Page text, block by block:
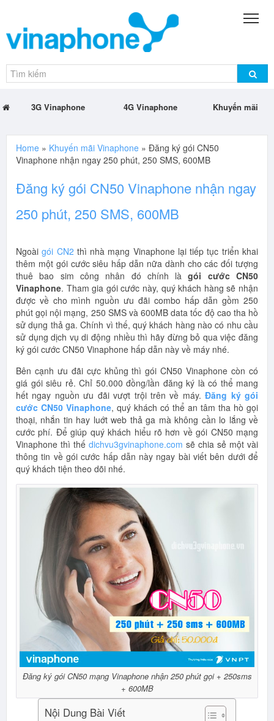
3G Vinaphone 4G Vinaphone Khuyến mãi
Home » Khuyến mãi Vinaphone » Đăng ký gói CN50
Vinaphone nhận ngay 250 phút, 250 SMS, 600MB
Đăng ký gói CN50 Vinaphone nhận ngay
250 phút, 250 SMS, 600MB
Ngoàigói CN2 thì nhà mạng Vinaphone lại tiếp tục triển khai
thêm một gói cước siêu hấp dẫn nữa dành cho các đối tượng
thuê bao sim công nhân đó chính làgói cước CN50
Vinaphone. Tham gia gói cước này, quý khách hàng sẽ nhận
được về cho mình nguồn ưu đãi combo hấp dẫn gồm 250
phút gọi nội mạng, 250 SMS và 600MB data tốc độ cao tha hồ
sử dụng thả ga. Chính vì thế, quý khách hàng nào có nhu cầu
sử dụng dịch vụ di động nhiều thì hãy đừng bỏ qua việc đăng
ký gói cước CN50 Vinaphone hấp dẫn này về máy nhé.
Bên cạnh ưu đãi cực khủng thì gói CN50 Vinaphone còn có
giá gói siêu rẻ. Chỉ 50.000 đồng/lần đăng ký là có thể mang
hết ngay nguồn ưu đãi vượt trội trên về máy.Đăng ký gói
cước CN50 Vinaphone, quý khách có thể an tâm tha hò gọi
thoại, nhắn tin hay luớt web thả ga mà không cần lo lắng về
cước phí. Để giúp quý khách hiểu rõ hơn về gói CN50 mạng
Vinaphone thì thế dichvu3gvinaphone.com sẽ chia sẻ một vài
thông tin về gói cước hấp dẫn này ngay bài viết bên dưới để
quý khách tiện theo dõi nhé.
Đăng ký gói CN50 mạng Vinaphone nhận 250 phút gọi + 250sms
+ 600MB
Nội Dung Bài Viết